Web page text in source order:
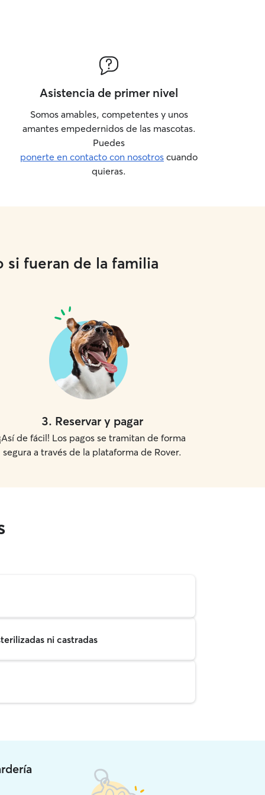
Asistencia de primer nivel
Somos amables, competentes y unos
amantes empedernidos de las mascotas.
Puedes
ponerte en contacto con nosotros cuando
quieras.
si fueran de la familia
3. Reservar y pagar
de fácil! Los pagos se tramitan de forma
segura a través de la plataforma de Rover.
ni castradas